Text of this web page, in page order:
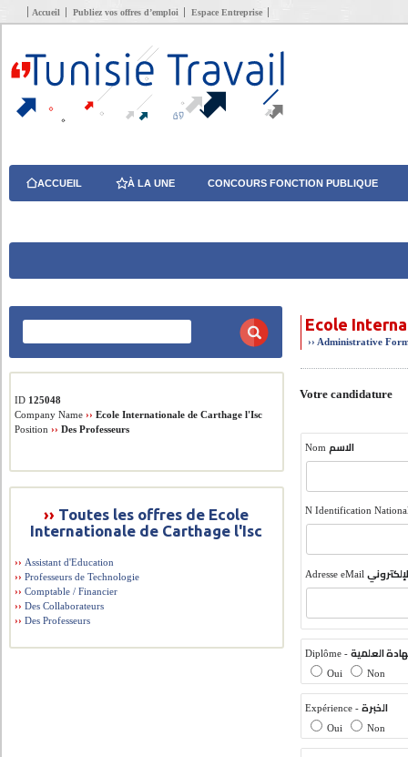
Accueil Publiez vos offres d’emploi Espace Entreprise
ACCUEIL À LA UNE CONCOURS FONCTION PUBLIQUE
Ecole
›› Administrative
Votre candidature
Nom الاسم
N Identification
Adresse eMail
Diplôme -العلمية
Oui Non
Expérience -الخبرة
Oui Non
ID 125048
Company Name ››Ecole Internationale de Carthage l'Isc
Position ››Des Professeurs
›› Toutes les offres de Ecole
Internationale de Carthage l'Isc
›› Assistant d'Education
››Professeurs de Technologie
››Comptable / Financier
››Des Collaborateurs
››Des Professeurs